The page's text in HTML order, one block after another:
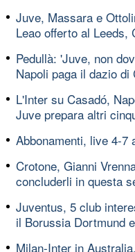
Juve, Massara e
Leao offerto al Leeds,
Pedullà: 'Juve, non
Napoli paga il dazio di
L'Inter su Casadó,
Juve prepara altri
Abbonamenti, live 4-
Crotone, Gianni
concluderli in questa
Juventus, 5 club
il Borussia Dortmund
Milan-Inter in